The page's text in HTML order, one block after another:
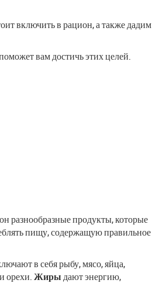
включить в рацион, а также дадим
вам достичь этих целей.
разнообразные продукты, которые
пищу, содержащую правильное
в себя рыбу, мясо, яйца,
орехи.Жирыдают энергию,